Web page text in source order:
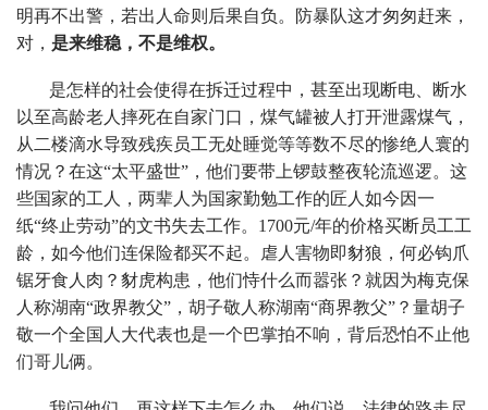
明再不出警，若出人命则后果自负。防暴队这才匆匆赶来，
对， 是来维稳，不是维权。
是怎样的社会使得在拆迁过程中，甚至出现断电、断水
以至高龄老人摔死在自家门口，煤气罐被人打开泄露煤气，
从二楼滴水导致残疾员工无处睡觉等等数不尽的惨绝人寰的
情况？在这“太平盛世”，他们要带上锣鼓整夜轮流巡逻。这
些国家的工人，两辈人为国家勤勉工作的匠人如今因一
纸“终止劳动”的文书失去工作。1700元/年的价格买断员工工
龄，如今他们连保险都买不起。虐人害物即豺狼，何必钩爪
锯牙食人肉？豺虎构患，他们恃什么而嚣张？就因为梅克保
人称湖南“政界教父”，胡子敬人称湖南“商界教父”？量胡子
敬一个全国人大代表也是一个巴掌拍不响，背后恐怕不止他
们哥儿俩。